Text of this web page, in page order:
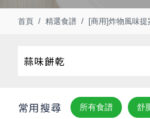
首頁 精選食譜 [商用]炸物風味提
常用搜尋 所有食譜 舒